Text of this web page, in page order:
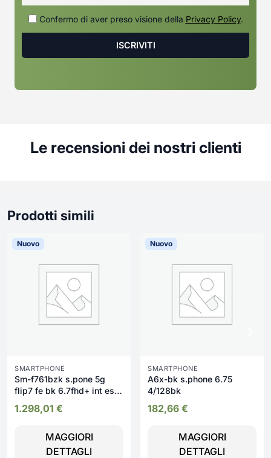
Confermo di aver preso visione della Privacy Policy.
Le recensioni dei nostri clienti
Prodotti simili
Nuovo
SMARTPHONE
Sm-f761bzk s.pone 5g
flip7 fe bk 6.7fhd+ int est
1.298,01 €
MAGGIORI
DETTAGLI
Nuovo
SMARTPHONE
A6x-bk s.phone 6.75
4/128bk
182,66 €
MAGGIORI
DETTAGLI